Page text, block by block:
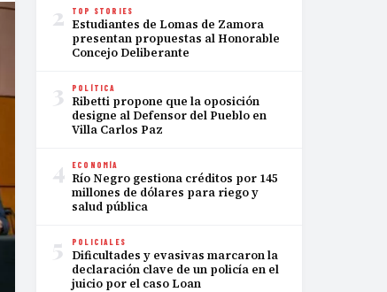
2 TOP STORIES
Estudiantes de Lomas de Zamora
presentan propuestas al Honorable
Concejo Deliberante
3 POLÍTICA
Ribetti propone que la oposición
designe al Defensor del Pueblo en
Villa Carlos Paz
4 ECONOMÍA
Río Negro gestiona créditos por 145
millones de dólares para riego y
salud pública
5 POLICIALES
Dificultades y evasivas marcaron la
declaración clave de un policía en el
juicio por el caso Loan